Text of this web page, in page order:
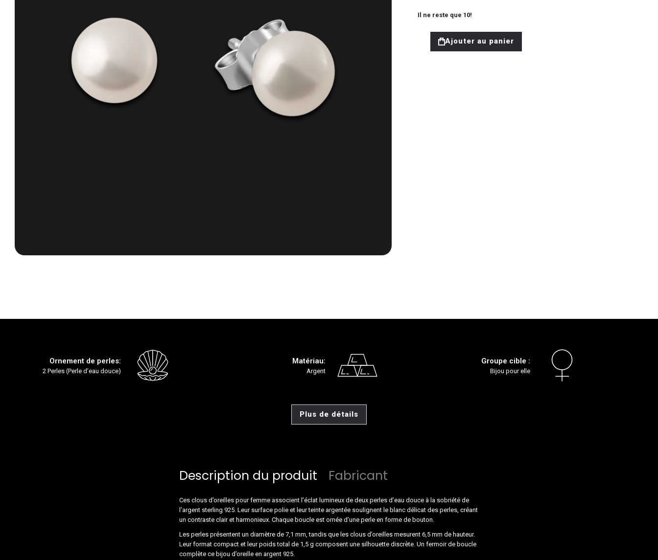
Il ne reste que 10!
Ajouter au panier
Ornement de perles:
2 Perles (Perle d’eau douce)
Matériau:
Argent
Groupe cible :
Bijou pour elle
Plus de détails
Description du produit Fabricant
Ces clous d’oreilles pour femme associent l’éclat lumineux de deux perles d’eau douce à la sobriété de
l’argent sterling 925. Leur surface polie et leur teinte argentée soulignent le blanc délicat des perles, créant
un contraste clair et harmonieux. Chaque boucle est ornée d’une perle en forme de bouton.
Les perles présentent un diamètre de 7,1 mm, tandis que les clous d’oreilles mesurent 6,5 mm de hauteur.
Leur format compact et leur poids total de 1,5 g composent une silhouette discrète. Un fermoir de boucle
complète ce bijou d’oreille en argent 925.